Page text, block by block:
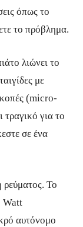
όπως το
το πρόβλημα.
λιώνει το
με
(micro-
για το
σε ένα
Το
Watt
αυτόνομο